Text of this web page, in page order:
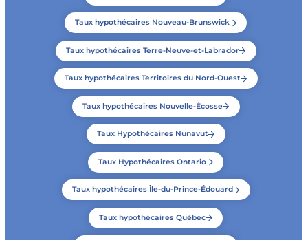
Taux hypothécaires Nouveau-Brunswick
Taux hypothécaires Terre-Neuve-et-Labrador
Taux hypothécaires Territoires du Nord-Ouest
Taux hypothécaires Nouvelle-Écosse
Taux Hypothécaires Nunavut
Taux Hypothécaires Ontario
Taux hypothécaires Île-du-Prince-Édouard
Taux hypothécaires Québec